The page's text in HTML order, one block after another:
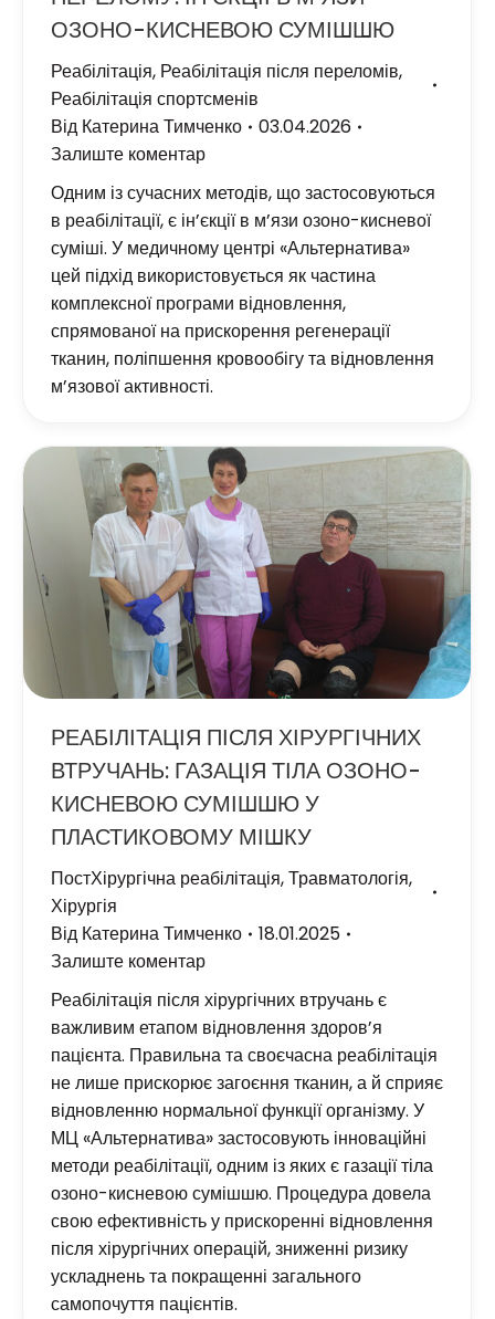
ОЗОНО-КИСНЕВОЮ СУМІШШЮ
Реабілітація, Реабілітація після переломів,
Реабілітація спортсменів
Від Катерина Тимченко
03.04.2026
Залиште коментар
Одним із сучасних методів, що застосовуються
в реабілітації, є ін’єкції в м’язи озоно-кисневої
суміші. У медичному центрі «Альтернатива»
цей підхід використовується як частина
комплексної програми відновлення,
спрямованої на прискорення регенерації
тканин, поліпшення кровообігу та відновлення
м’язової активності.
РЕАБІЛІТАЦІЯ ПІСЛЯ ХІРУРГІЧНИХ
ВТРУЧАНЬ: ГАЗАЦІЯ ТІЛА ОЗОНО-
КИСНЕВОЮ СУМІШШЮ У
ПЛАСТИКОВОМУ МІШКУ
ПостХірургічна реабілітація,Травматологія,
Хірургія
Від Катерина Тимченко
18.01.2025
Залиште коментар
Реабілітація після хірургічних втручань є
важливим етапом відновлення здоров’я
пацієнта. Правильна та своєчасна реабілітація
не лише прискорює загоєння тканин, а й сприяє
відновленню нормальної функції організму. У
МЦ «Альтернатива» застосовують інноваційні
методи реабілітації, одним із яких є газації тіла
озоно-кисневою сумішшю. Процедура довела
свою ефективність у прискоренні відновлення
після хірургічних операцій, зниженні ризику
ускладнень та покращенні загального
самопочуття пацієнтів.